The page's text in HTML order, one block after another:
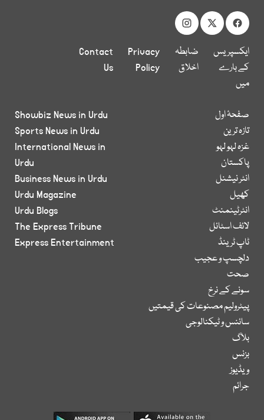
ایکسپریس
کے بارے
میں
ضابطہ
اخلاق
Privacy
Policy
Contact
Us
صفحۂ اول
تازہ ترین
غزہ لہو لہو
پاکستان
انٹر نیشنل
کھیل
انٹرٹینمنٹ
لائف اسٹائل
ٹاپ ٹرینڈ
دلچسپ و عجیب
صحت
سونے کے نرخ
پیٹرولیم مصنوعات کی قیمتیں
سائنس و ٹیکنالوجی
بلاگ
بزنس
ویڈیوز
جرائم
Showbiz News in Urdu
Sports News in Urdu
International News in
Urdu
Business News in Urdu
Urdu Magazine
Urdu Blogs
The Express Tribune
Express Entertainment